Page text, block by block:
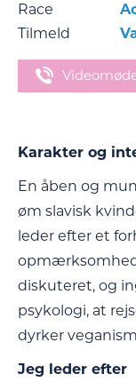
Race
Tilmeld
Karakter og
En åben og
øm slavisk
leder efter et
diskuteret, og
psykologi, at
dyrker
Jeg leder efter